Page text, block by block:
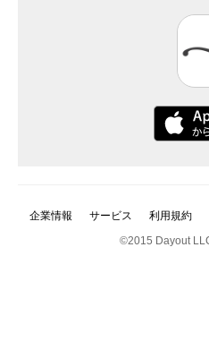
企業情報 サービス 利用規約
©2015 Dayout